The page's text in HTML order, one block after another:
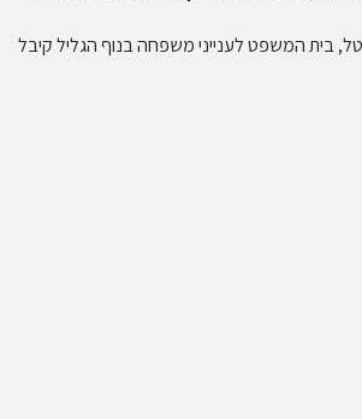
בית המשפט לענייני משפחה בנוף הגליל קיבל